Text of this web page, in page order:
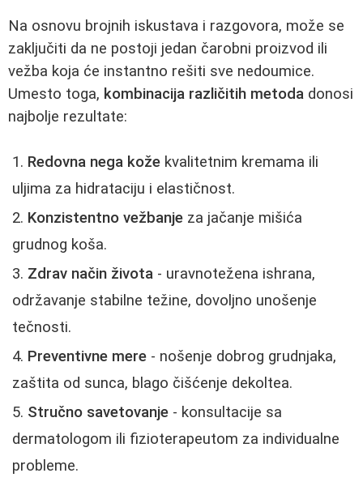
Na osnovu brojnih iskustava i razgovora, može se
zaključiti da ne postoji jedan čarobni proizvod ili
vežba koja će instantno rešiti sve nedoumice.
Umesto toga, kombinacija različitih metoda donosi
najbolje rezultate:
Redovna nega kože kvalitetnim kremama ili
uljima za hidrataciju i elastičnost.
Konzistentno vežbanje za jačanje mišića
grudnog koša.
Zdrav način života - uravnotežena ishrana,
održavanje stabilne težine, dovoljno unošenje
tečnosti.
Preventivne mere - nošenje dobrog grudnjaka,
zaštita od sunca, blago čišćenje dekoltea.
Stručno savetovanje - konsultacije sa
dermatologom ili fizioterapeutom za individualne
probleme.